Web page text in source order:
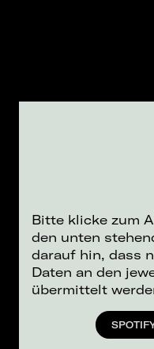
Bitte klicke zum
den unten
darauf hin, dass
Daten an den
übermittelt